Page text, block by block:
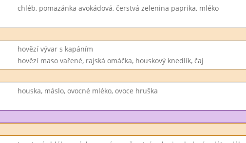
chléb, pomazánka avokádová, čerstvá zelenina paprika, mléko
hovězí vývar s kapáním
hovězí maso vařené, rajská omáčka, houskový knedlík, čaj
houska, máslo, ovocné mléko, ovoce hruška